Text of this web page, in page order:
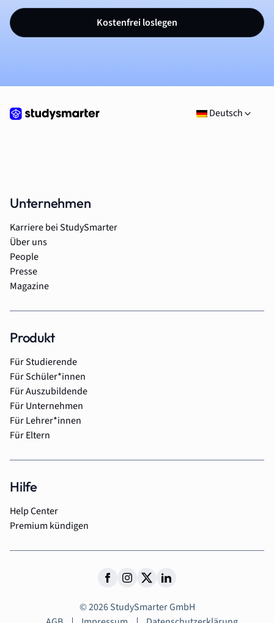
Kostenfrei loslegen
Deutsch
Unternehmen
Karriere bei StudySmarter
Über uns
People
Presse
Magazine
Produkt
Für Studierende
Für Schüler*innen
Für Auszubildende
Für Unternehmen
Für Lehrer*innen
Für Eltern
Hilfe
Help Center
Premium kündigen
© 2026 StudySmarter GmbH